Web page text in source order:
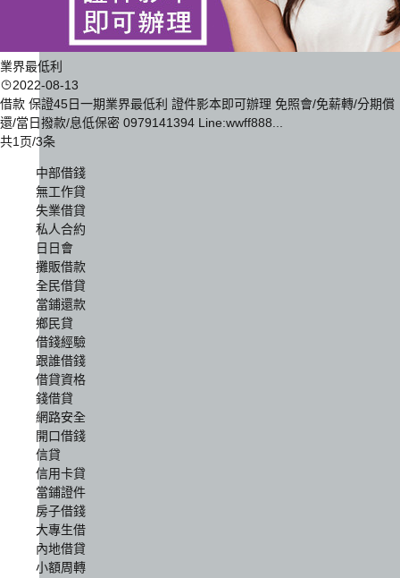
業界最低利
2022-08-13
借款 保證45日一期業界最低利 證件影本即可辦理 免照會/免薪轉/分期償
還/當日撥款/息低保密 0979141394 Line:wwff888...
共1页/3条
中部借錢
無工作貸
失業借貸
私人合約
日日會
攤販借款
全民借貸
當鋪還款
鄉民貸
借錢經驗
跟誰借錢
借貸資格
錢借貸
網路安全
開口借錢
信貸
信用卡貸
當鋪證件
房子借錢
大專生借
內地借貸
小額周轉